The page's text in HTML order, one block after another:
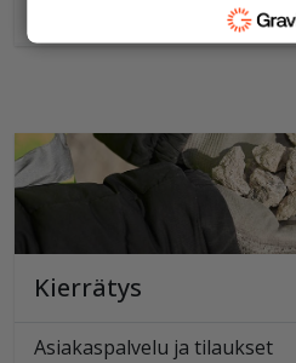
Kierrätys
Asiakaspalvelu ja tilaukset